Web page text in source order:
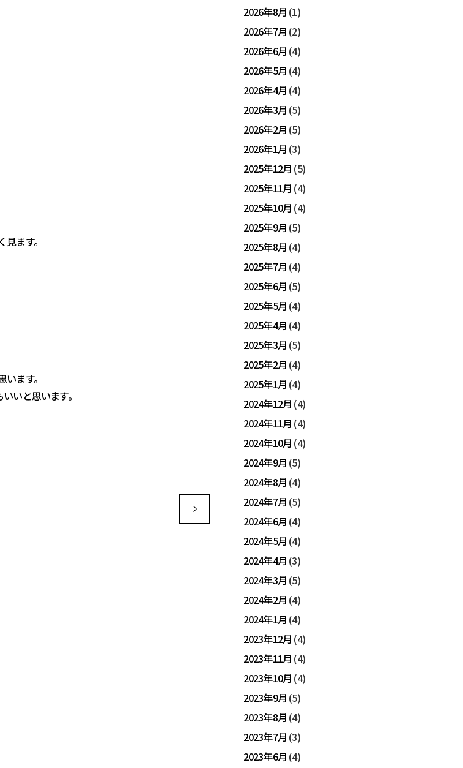
ます。
ます。
いと思います。
2026年8月 (1)
2026年7月 (2)
2026年6月 (4)
2026年5月 (4)
2026年4月 (4)
2026年3月 (5)
2026年2月 (5)
2026年1月 (3)
2025年12月 (5)
2025年11月 (4)
2025年10月 (4)
2025年9月 (5)
2025年8月 (4)
2025年7月 (4)
2025年6月 (5)
2025年5月 (4)
2025年4月 (4)
2025年3月 (5)
2025年2月 (4)
2025年1月 (4)
2024年12月 (4)
2024年11月 (4)
2024年10月 (4)
2024年9月 (5)
2024年8月 (4)
2024年7月 (5)
2024年6月 (4)
2024年5月 (4)
2024年4月 (3)
2024年3月 (5)
2024年2月 (4)
2024年1月 (4)
2023年12月 (4)
2023年11月 (4)
2023年10月 (4)
2023年9月 (5)
2023年8月 (4)
2023年7月 (3)
2023年6月 (4)